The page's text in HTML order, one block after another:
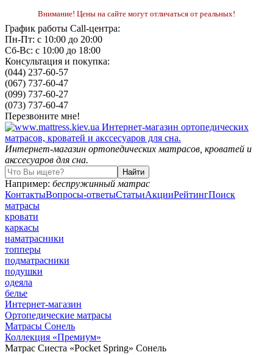
Внимание! Цены на сайте могут отличаться от реальных!
График работы Call-центра:
Пн-Пт: с 10:00 до 20:00
Сб-Вс: с 10:00 до 18:00
Консультация и покупка:
(044) 237-60-57
(067) 737-60-47
(099) 737-60-27
(073) 737-60-47
Перезвоните мне!
Интернет-магазин ортопедических матрасов, кроватей и
акссесуаров для сна.
Например: беспружинный матрас
КонтактыВопросы-ответыСтатьиАкцииРейтингПоиск
матрасы
кровати
каркасы
наматрасники
топперы
подматрасники
подушки
одеяла
белье
Интернет-магазин
Ортопедические матрасы
Матрасы Сонель
Коллекция «Премиум»
Матрас Сиеста «Pocket Spring» Сонель